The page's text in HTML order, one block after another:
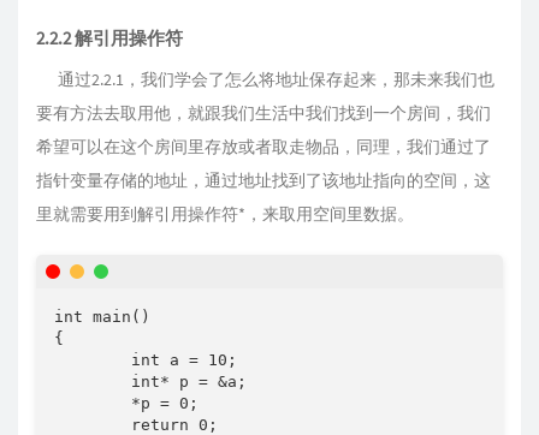
2.2.2 解引用操作符
通过2.2.1，我们学会了怎么将地址保存起来，那未来我们也
要有方法去取用他，就跟我们生活中我们找到一个房间，我们
希望可以在这个房间里存放或者取走物品，同理，我们通过了
指针变量存储的地址，通过地址找到了该地址指向的空间，这
里就需要用到解引用操作符*，来取用空间里数据。
int main()
{